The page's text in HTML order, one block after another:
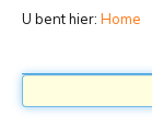
U bent hier: Home